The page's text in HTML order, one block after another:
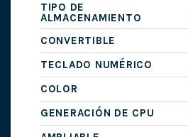
TIPO DE
ALMACENAMIENTO
CONVERTIBLE
TECLADO NUMÉRICO
COLOR
GENERACIÓN DE CPU